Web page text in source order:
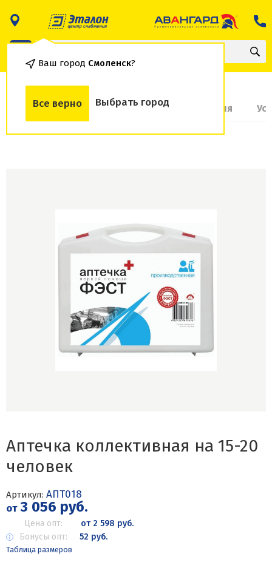
Ваш город Смоленск?
Все верно Выбрать город
О товаре Доставка и оплата Гарантия
Аптечка коллективная на 15-20
человек
Артикул: АПТ018
от3 056 руб.
Цена опт:
от 2 598 руб.
Бонусы опт:
52 руб.
Таблица размеров